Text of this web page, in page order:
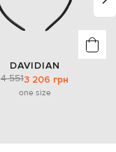
DAVIDIAN
4 5513 206 грн
one size